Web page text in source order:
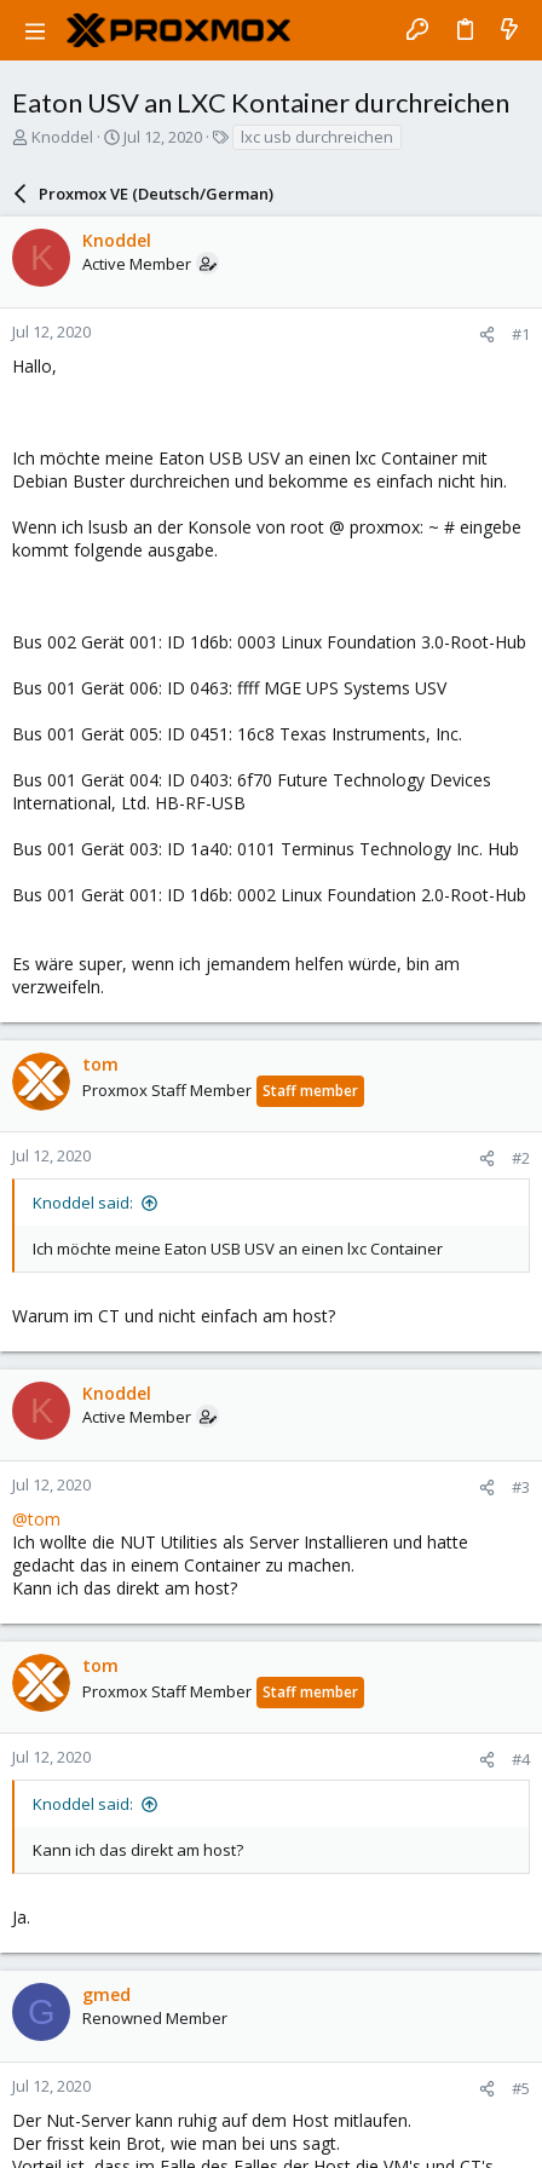
Eaton USV an LXC Kontainer durchreichen
T
a
d
s
t
a
r
e
Knoddel
S
r
t
d
a
e
Jul 12, 2020
s
lxc usb durchreichen
Proxmox VE (Deutsch/German)
K Knoddel
Active Member
Jul 12, 2020 #1
Hallo,
Ich möchte meine Eaton USB USV an einen lxc Container mit
Debian Buster durchreichen und bekomme es einfach nicht hin.
Wenn ich lsusb an der Konsole von root @ proxmox: ~ # eingebe
kommt folgende ausgabe.
Bus 002 Gerät 001: ID 1d6b: 0003 Linux Foundation 3.0-Root-Hub
Bus 001 Gerät 006: ID 0463: ffff MGE UPS Systems USV
Bus 001 Gerät 005: ID 0451: 16c8 Texas Instruments, Inc.
Bus 001 Gerät 004: ID 0403: 6f70 Future Technology Devices
International, Ltd. HB-RF-USB
Bus 001 Gerät 003: ID 1a40: 0101 Terminus Technology Inc. Hub
Bus 001 Gerät 001: ID 1d6b: 0002 Linux Foundation 2.0-Root-Hub
Es wäre super, wenn ich jemandem helfen würde, bin am
verzweifeln.
tom
Proxmox Staff Member Staff member
Jul 12, 2020 #2
Knoddel said:
Ich möchte meine Eaton USB USV an einen lxc Container
Warum im CT und nicht einfach am host?
K Knoddel
Active Member
Jul 12, 2020 #3
@tom
Ich wollte die NUT Utilities als Server Installieren und hatte
gedacht das in einem Container zu machen.
Kann ich das direkt am host?
tom
Proxmox Staff Member Staff member
Jul 12, 2020 #4
Knoddel said:
Kann ich das direkt am host?
Ja.
G gmed
Renowned Member
Jul 12, 2020 #5
Der Nut-Server kann ruhig auf dem Host mitlaufen.
Der frisst kein Brot, wie man bei uns sagt.